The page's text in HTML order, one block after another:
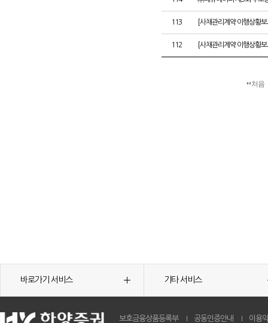
113 [사채관리계약 이행상황
112 [사채관리계약 이행상황
처음
바로가기 서비스 기타 서비스
보호금융상품등록부 공동인증안내 이용